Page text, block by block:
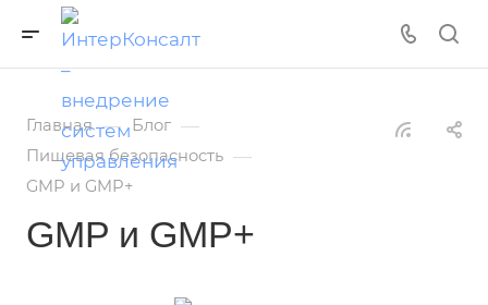
Главная — Блог —
Пищевая безопасность —
GMP и GMP+
GMP и GMP+